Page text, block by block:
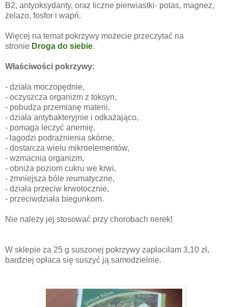
B2, antyoksydanty, oraz liczne pierwiastki- potas, magnez,
żelazo, fosfor i wapń.
Więcej na temat pokrzywy możecie przeczytać na
stronie Droga do siebie.
Właściwości pokrzywy:
- działa moczopędnie,
- oczyszcza organizm z toksyn,
- pobudza przemianę materii,
- działa antybakteryjnie i odkażająco,
- pomaga leczyć anemię,
- łagodzi podrażnienia skórne,
- dostarcza wielu mikroelementów,
- wzmacnia organizm,
- obniża poziom cukru we krwi,
- zmniejsza bóle reumatyczne,
- działa przeciw krwotocznie,
- przeciwdziała biegunkom.
Nie należy jej stosować przy chorobach nerek!
W sklepie za 25 g suszonej pokrzywy zapłaciłam 3,10 zł,
bardziej opłaca się suszyć ją samodzielnie.